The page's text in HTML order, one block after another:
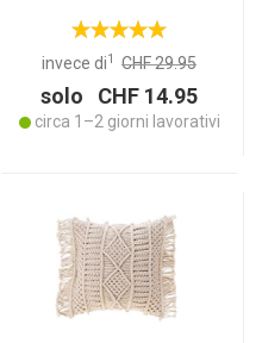
invece di1 CHF 29.95
solo CHF 14.95
circa 1–2 giorni lavorativi